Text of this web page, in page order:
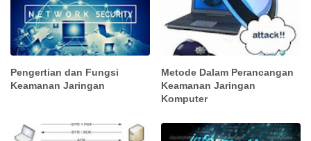
Pengertian dan Fungsi
Keamanan Jaringan
Metode Dalam Perancangan
Keamanan Jaringan
Komputer